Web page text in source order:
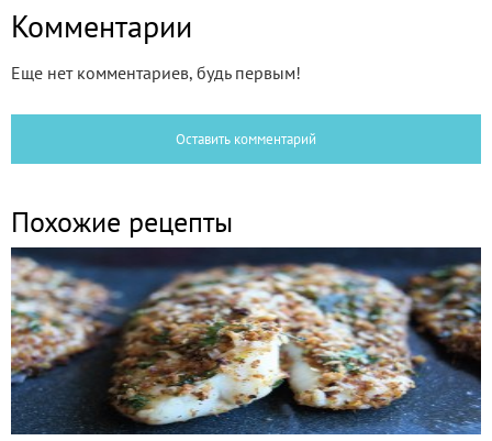
Комментарии
Еще нет комментариев, будь первым!
Оставить комментарий
Похожие рецепты